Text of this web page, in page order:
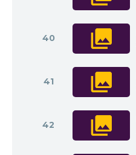
40
41
42